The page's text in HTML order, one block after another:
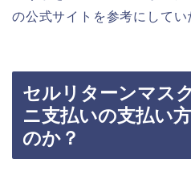
の公式サイトを参考にしてい
セルリターンマス
ニ支払いの支払い
のか？